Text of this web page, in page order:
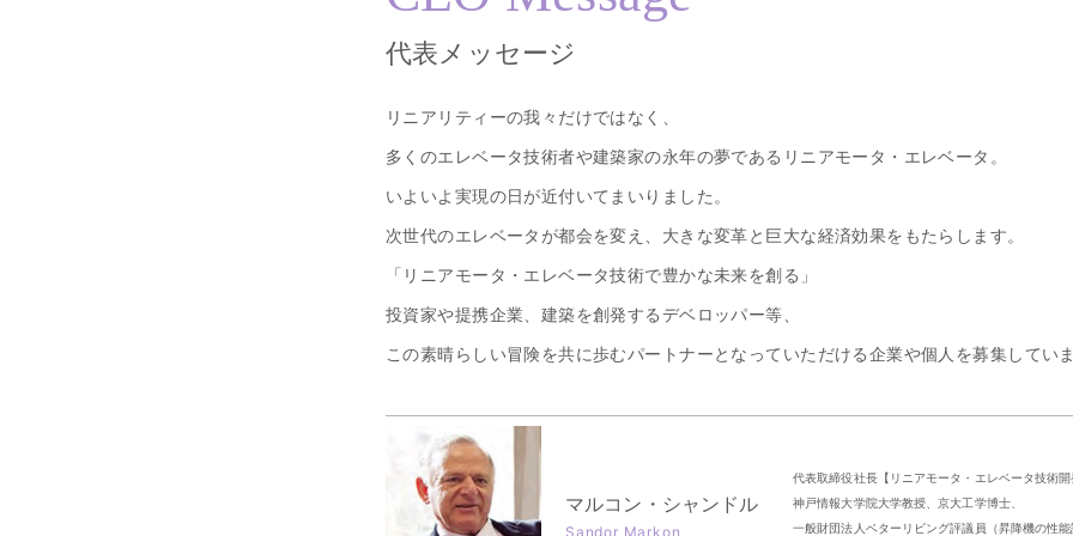
代表メッセージ
リニアリティーの我々だけではなく、
多くのエレベータ技術者や建築家の永年の夢であるリニアモータ・エレベータ。
いよいよ実現の日が近付いてまいりました。
次世代のエレベータが都会を変え、大きな変革と巨大な経済効果をもたらします。
「リニアモータ・エレベータ技術で豊かな未来を創る」
投資家や提携企業、建築を創発するデベロッパー等、
この素晴らしい冒険を共に歩むパートナーとなっていただける企業や個人を募集していま
マルコン・シャンドル
Sandor Markon
代表取締役社長【リニアモータ・エレベータ技術開
神戸情報大学院大学教授、京大工学博士、
一般財団法人ベターリビング評議員（昇降機の性能